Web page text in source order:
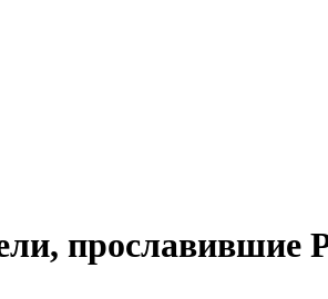
прославившие